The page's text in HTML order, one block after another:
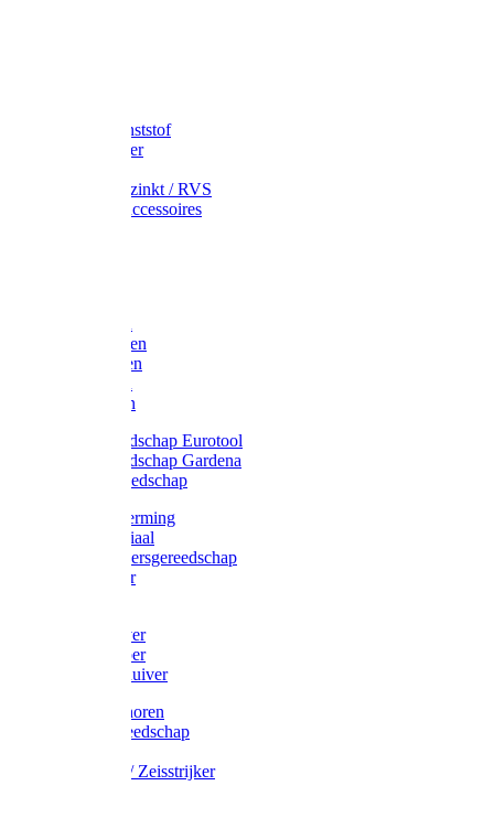
Emmer kunststof
Schepemmer
Emmer verzinkt / RVS
Regenton accessoires
Gazonharken
Asfaltharken
Hooiharken
Handgereedschap Eurotool
Handgereedschap Gardena
Kindergereedschap
Kniebescherming
Afzetmateriaal
Stratenmakersgereedschap
Straathamer
Mestschuiver
Mestschraper
Sneeuwschuiver
Zeis toebehoren
Baggergereedschap
Wetstenen / Zeisstrijker